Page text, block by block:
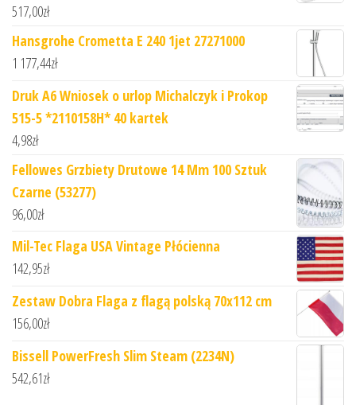
517,00zł
Hansgrohe Crometta E 240 1jet 27271000
1 177,44zł
Druk A6 Wniosek o urlop Michalczyk i Prokop
515-5 *2110158H* 40 kartek
4,98zł
Fellowes Grzbiety Drutowe 14 Mm 100 Sztuk
Czarne (53277)
96,00zł
Mil-Tec Flaga USA Vintage Płócienna
142,95zł
Zestaw Dobra Flaga z flagą polską 70x112 cm
156,00zł
Bissell PowerFresh Slim Steam (2234N)
542,61zł